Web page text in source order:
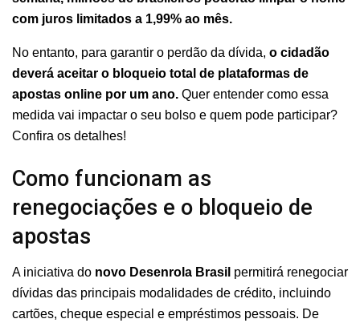
com juros limitados a 1,99% ao mês.
No entanto, para garantir o perdão da dívida, o cidadão
deverá aceitar o bloqueio total de plataformas de
apostas online por um ano. Quer entender como essa
medida vai impactar o seu bolso e quem pode participar?
Confira os detalhes!
Como funcionam as
renegociações e o bloqueio de
apostas
A iniciativa do novo Desenrola Brasil permitirá renegociar
dívidas das principais modalidades de crédito, incluindo
cartões, cheque especial e empréstimos pessoais. De